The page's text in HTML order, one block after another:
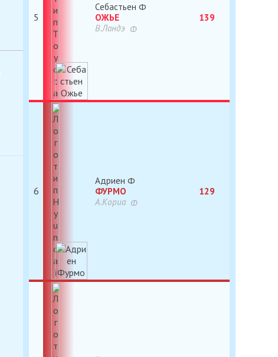
5
Себастьен
ОЖЬЕ
В.Ландэ
139
6
Адриен
ФУРМО
А.Кориа
129